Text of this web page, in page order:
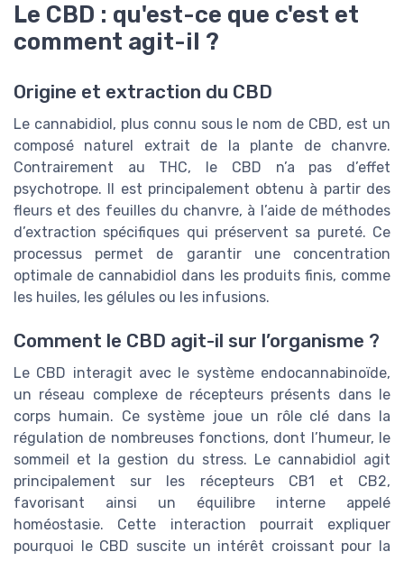
Le CBD : qu'est-ce que c'est et
comment agit-il ?
Origine et extraction du CBD
Le cannabidiol, plus connu sous le nom de CBD, est un
composé naturel extrait de la plante de chanvre.
Contrairement au THC, le CBD n’a pas d’effet
psychotrope. Il est principalement obtenu à partir des
fleurs et des feuilles du chanvre, à l’aide de méthodes
d’extraction spécifiques qui préservent sa pureté. Ce
processus permet de garantir une concentration
optimale de cannabidiol dans les produits finis, comme
les huiles, les gélules ou les infusions.
Comment le CBD agit-il sur l’organisme ?
Le CBD interagit avec le système endocannabinoïde,
un réseau complexe de récepteurs présents dans le
corps humain. Ce système joue un rôle clé dans la
régulation de nombreuses fonctions, dont l’humeur, le
sommeil et la gestion du stress. Le cannabidiol agit
principalement sur les récepteurs CB1 et CB2,
favorisant ainsi un équilibre interne appelé
homéostasie. Cette interaction pourrait expliquer
pourquoi le CBD suscite un intérêt croissant pour la